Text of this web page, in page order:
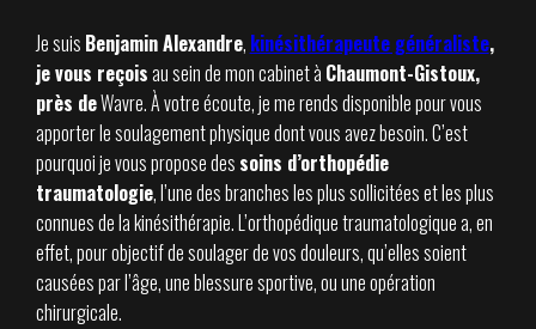
Je suis Benjamin Alexandre, kinésithérapeute généraliste,
je vous reçoisau sein de mon cabinet à Chaumont-Gistoux,
près deWavre. À votre écoute, je me rends disponible pour vous
apporter le soulagement physique dont vous avez besoin. C’est
pourquoi je vous propose des soins d’orthopédie
traumatologie, l’une des branches les plus sollicitées et les plus
connues de la kinésithérapie. L’orthopédique traumatologique a, en
effet, pour objectif de soulager de vos douleurs, qu’elles soient
causées par l’âge, une blessure sportive, ou une opération
chirurgicale.